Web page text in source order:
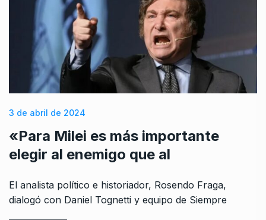
3 de abril de 2024
«Para Milei es más importante
elegir al enemigo que al
El analista político e historiador, Rosendo Fraga,
dialogó con Daniel Tognetti y equipo de Siempre